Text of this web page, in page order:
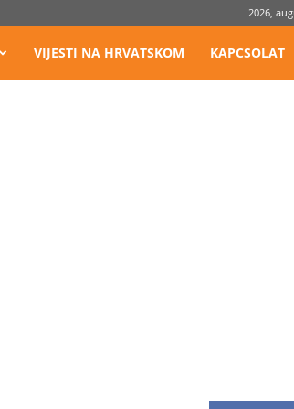
2026,
VIJESTI NA HRVATSKOM KAPCSOLAT